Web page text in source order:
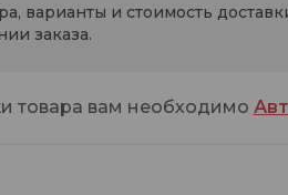
варианты и стоимость
заказа.
товара вам необходимо